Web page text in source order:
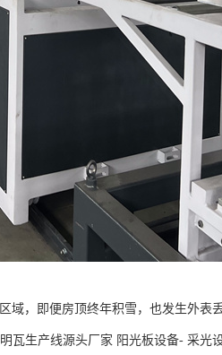
域，即便房顶终年积雪，也发生外表
瓦生产线源头厂家 阳光板设备- 采光